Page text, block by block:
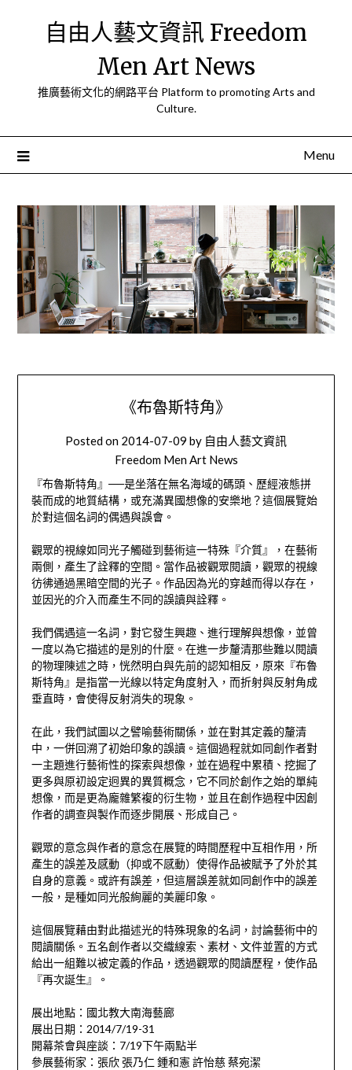
自由人藝文資訊 Freedom
Men Art News
推廣藝術文化的網路平台 Platform to promoting Arts and
Culture.
Menu
《布魯斯特角》
Posted on 2014-07-09 by 自由人藝文資訊
Freedom Men Art News
『布魯斯特角』──是坐落在無名海域的碼頭、歷經液態拼
裝而成的地質結構，或充滿異國想像的安樂地？這個展覽始
於對這個名詞的偶遇與誤會。
觀眾的視線如同光子觸碰到藝術這一特殊『介質』，在藝術
兩側，產生了詮釋的空間。當作品被觀眾閱讀，觀眾的視線
彷彿通過黑暗空間的光子。作品因為光的穿越而得以存在，
並因光的介入而產生不同的誤讀與詮釋。
我們偶遇這一名詞，對它發生興趣、進行理解與想像，並曾
一度以為它描述的是別的什麼。在進一步釐清那些難以閱讀
的物理陳述之時，恍然明白與先前的認知相反，原來『布魯
斯特角』是指當一光線以特定角度射入，而折射與反射角成
垂直時，會使得反射消失的現象。
在此，我們試圖以之譬喻藝術關係，並在對其定義的釐清
中，一併回溯了初始印象的誤讀。這個過程就如同創作者對
一主題進行藝術性的探索與想像，並在過程中累積、挖掘了
更多與原初設定迥異的異質概念，它不同於創作之始的單純
想像，而是更為龐雜繁複的衍生物，並且在創作過程中因創
作者的調查與製作而逐步開展、形成自己。
觀眾的意念與作者的意念在展覽的時間歷程中互相作用，所
產生的誤差及感動（抑或不感動）使得作品被賦予了外於其
自身的意義。或許有誤差，但這層誤差就如同創作中的誤差
一般，是種如同光般絢麗的美麗印象。
這個展覽藉由對此描述光的特殊現象的名詞，討論藝術中的
閱讀關係。五名創作者以交織線索、素材、文件並置的方式
給出一組難以被定義的作品，透過觀眾的閱讀歷程，使作品
『再次誕生』。
展出地點：國北教大南海藝廊
展出日期：2014/7/19-31
開幕茶會與座談：7/19下午兩點半
參展藝術家：張欣 張乃仁 鍾和憲 許怡慈 蔡宛潔